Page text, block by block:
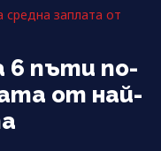
средна заплата от
6 пъти по-
от най-